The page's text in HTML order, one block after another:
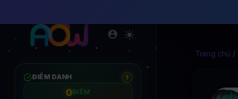
ĐIỂM DANH ?
0ĐIỂM
Trang chủ /